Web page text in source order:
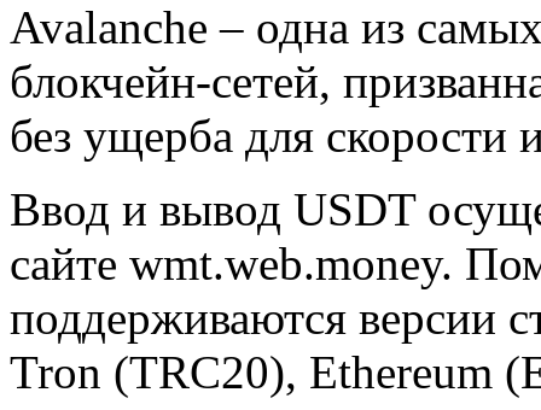
Avalanche – одна из
блокчейн-сетей,
без ущерба для скорости
Ввод и вывод USDT
сайте wmt.web.money.
поддерживаются версии
Tron (TRC20), Ethereum